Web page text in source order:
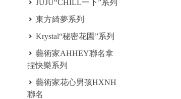
JUJU“CHILL一下”系列
東方綺夢系列
Krystal“秘密花園”系列
藝術家AHHEY聯名拿
捏快樂系列
藝術家花心男孩HXNH
聯名